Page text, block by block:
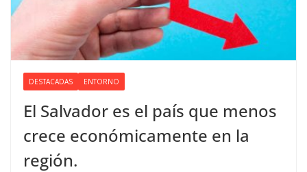
DESTACADAS ENTORNO
El Salvador es el país que menos
crece económicamente en la
región.